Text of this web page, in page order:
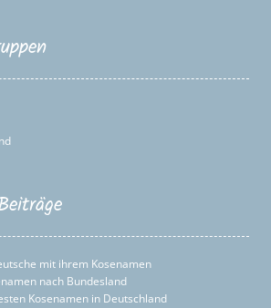
mit ihrem Kosenamen
nach Bundesland
Kosenamen in Deutschland